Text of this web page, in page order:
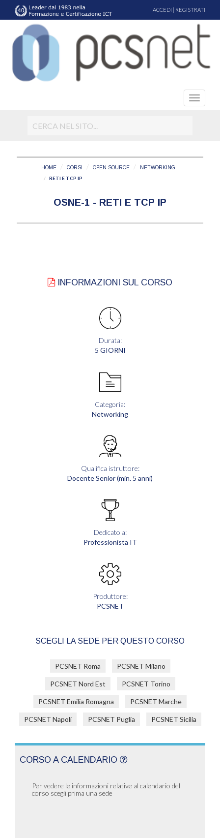
ACCEDI | REGISTRATI
HOME CORSI OPEN SOURCE NETWORKING
RETI E TCP IP
OSNE-1 - RETI E TCP IP
INFORMAZIONI SUL CORSO
Durata:
5 GIORNI
Categoria:
Networking
Qualifica istruttore:
Docente Senior (min. 5 anni)
Dedicato a:
Professionista IT
Produttore:
PCSNET
SCEGLI LA SEDE PER QUESTO CORSO
PCSNET Roma PCSNET Milano
PCSNET Nord Est PCSNET Torino
PCSNET Emilia Romagna PCSNET Marche
PCSNET Napoli PCSNET Puglia PCSNET Sicilia
CORSO A CALENDARIO
Per vedere le informazioni relative al calendario del
corso scegli prima una sede